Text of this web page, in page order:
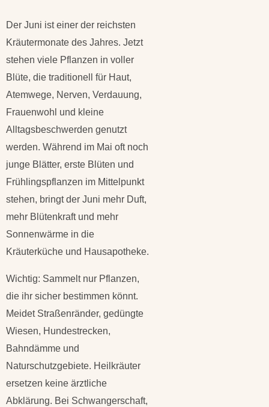
Der Juni ist einer der reichsten
Kräutermonate des Jahres. Jetzt
stehen viele Pflanzen in voller
Blüte, die traditionell für Haut,
Atemwege, Nerven, Verdauung,
Frauenwohl und kleine
Alltagsbeschwerden genutzt
werden. Während im Mai oft noch
junge Blätter, erste Blüten und
Frühlingspflanzen im Mittelpunkt
stehen, bringt der Juni mehr Duft,
mehr Blütenkraft und mehr
Sonnenwärme in die
Kräuterküche und Hausapotheke.
Wichtig: Sammelt nur Pflanzen,
die ihr sicher bestimmen könnt.
Meidet Straßenränder, gedüngte
Wiesen, Hundestrecken,
Bahndämme und
Naturschutzgebiete. Heilkräuter
ersetzen keine ärztliche
Abklärung. Bei Schwangerschaft,